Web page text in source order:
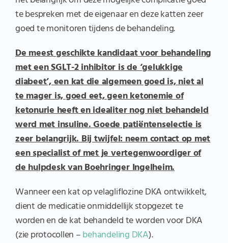
te bespreken met de eigenaar en deze katten zeer
goed te monitoren tijdens de behandeling.
De meest geschikte kandidaat voor behandeling
met een SGLT-2 inhibitor is de ‘gelukkige
diabeet’, een kat die algemeen goed is, niet al
te mager is, goed eet, geen ketonemie of
ketonurie heeft en idealiter nog niet behandeld
werd met insuline. Goede patiëntenselectie is
zeer belangrijk. Bij twijfel: neem contact op met
een specialist of met je vertegenwoordiger of
de hulpdesk van Boehringer Ingelheim.
Wanneer een kat op velagliflozine DKA ontwikkelt,
dient de medicatie onmiddellijk stopgezet te
worden en de kat behandeld te worden voor DKA
(zie protocollen –behandeling DKA).